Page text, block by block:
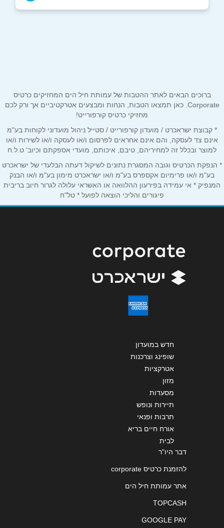
אימייל*
נושא*
אנא חזרו אלי בקשר ל...
הודעה*
שליחה
ברוכים הבאים לאתר ההטבות של עמותת חיל הים המחזיקים כרטיס
Corporate. כאן תמצאו הטבות, הנחות ומבצעים אטרקטיביים אך ורק לכם
מחזיקי כרטיס קורפורייט!
* קבוצת ישראכרט / מועדון קורפורייט / סטייל ניהול מועדוני לקוחות בע"מ
אינם צד לעסקה, והם אינם אחראים לפרסום ו/או לעסקה ו/או לשירות ו/או
למוצר ובכלל זה למחיריהם, טיבם, איכותם, מועדי אספקתם וכיוב' ט.ל.ח
* הנפקת הכרטיס וגובה המסגרת נתונים לשיקול דעתה הבלעדי של ישראכרט
בע"מ ו/או פרימיום אקספרס בע"מ ו/או ישראכרט מימון בע"מ ו/או הבנק
המנפיק * אי עמידה בפירעון ההלוואה או האשראי עלולה לגרור חיוב בריבית
פיגורים והליכי הוצאה לפועל * טל"ח
חדש במועדון
שופינג וצרכנות
אטרקציות
מזון
מסעדות
תיירות ונופש
תרבות ופנאי
אורח חיים בריא
לבית
דבר היו"ר
להזמנת כרטיס corporate
אתר עמותת חיל הים
TOPCASH
GOOGLE PAY